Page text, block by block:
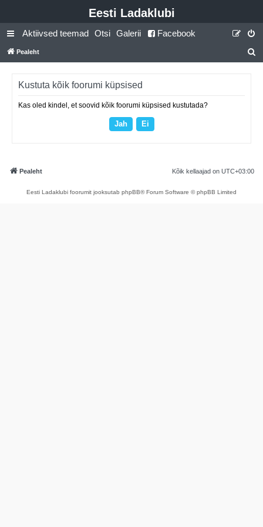
Eesti Ladaklubi
Aktiivsed teemad Otsi Galerii Facebook
Pealeht
t
Kustuta kõik foorumi küpsised
Kas oled kindel, et soovid kõik foorumi küpsised kustutada?
Pealeht Kõik kellaajad on UTC+03:00
Eesti Ladaklubi foorumit jooksutab phpBB® Forum Software © phpBB Limited